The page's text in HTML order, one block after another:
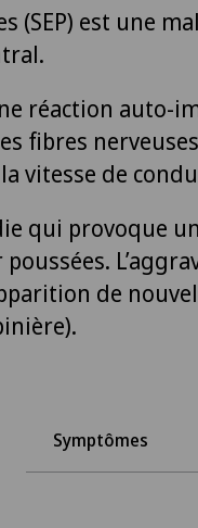
(SEP) est une
réaction auto-
fibres
vitesse de
qui provoque
de
Symptômes